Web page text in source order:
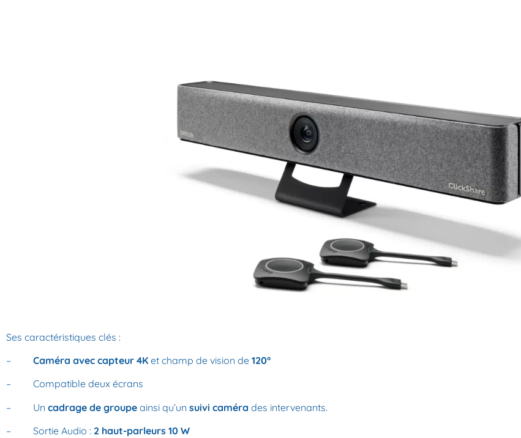
Ses caractéristiques clés :
–
Caméra avec capteur 4K et champ de vision de 120°
– Compatible deux écrans
– Un cadrage de groupe ainsi qu’un suivi caméra des intervenants.
– Sortie Audio : 2 haut-parleurs 10 W